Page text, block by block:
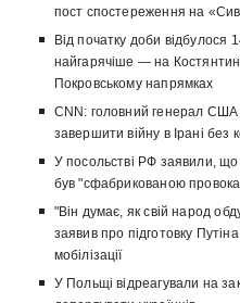
пост спостереження на
Від початку доби відбулося
найгарячіше — на
Покровському напрямках
CNN: головний генерал США
завершити війну в Ірані без
У посольстві РФ заявили,
був "сфабрикованою
"Він думає, як свій народ
заявив про підготовку
мобілізації
У Польщі відреагували на